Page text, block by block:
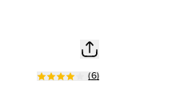
(6)